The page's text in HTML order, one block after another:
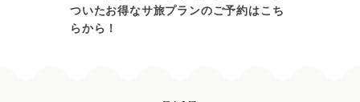
ついたお得なサ旅プランのご予約はこち
らから！